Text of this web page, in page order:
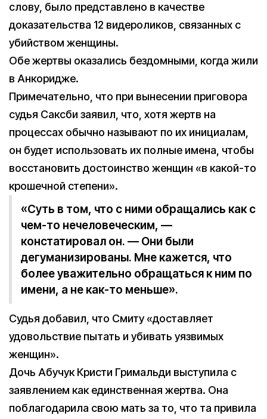
слову, было представлено в качестве
доказательства 12 видероликов, связанных с
убийством женщины.
Обе жертвы оказались бездомными, когда жили
в Анкоридже.
Примечательно, что при вынесении приговора
судья Саксби заявил, что, хотя жертв на
процессах обычно называют по их инициалам,
он будет использовать их полные имена, чтобы
восстановить достоинство женщин «в какой-то
крошечной степени».
«Суть в том, что с ними обращались как с
чем-то нечеловеческим, —
констатировал он. — Они были
дегуманизированы. Мне кажется, что
более уважительно обращаться к ним по
имени, а не как-то меньше».
Судья добавил, что Смиту «доставляет
удовольствие пытать и убивать уязвимых
женщин».
Дочь Абучук Кристи Гримальди выступила с
заявлением как единственная жертва. Она
поблагодарила свою мать за то, что та привила